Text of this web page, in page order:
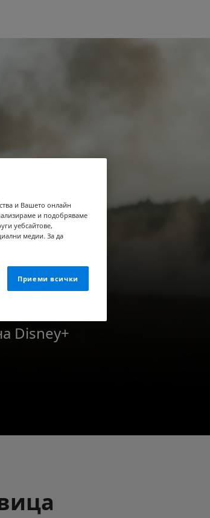
Disney+
и Вашето онлайн
и подобряваме
уебсайтове,
медии. За да
Приеми всички